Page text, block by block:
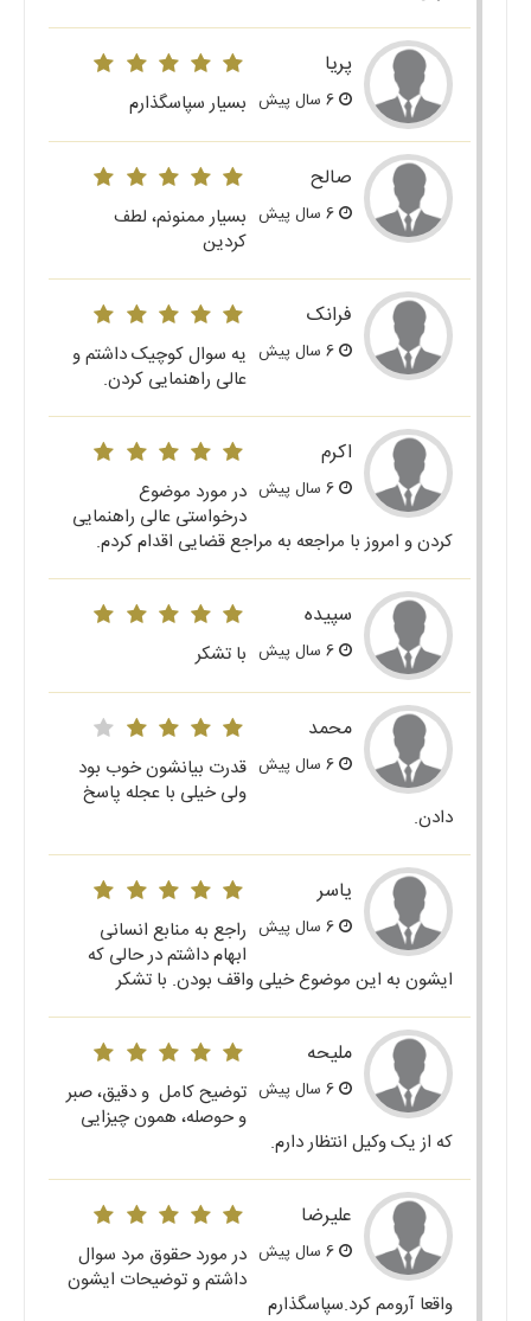
پریا
بسیار سپاسگذارم
صالح
بسیار ممنونم، لطف
کردین
فرانک
یه سوال کوچیک داشتم و
عالی راهنمایی کردن.
اکرم
در مورد موضوع
درخواستی عالی راهنمایی
کردن و امروز با مراجعه به مراجع قضایی اقدام کردم.
سپیده
با تشکر
محمد
قدرت بیانشون خوب بود
ولی خیلی با عجله پاسخ
دادن.
یاسر
راجع به منابع انسانی
ابهام داشتم در حالی که
ایشون به این موضوع خیلی واقف بودن. با تشکر
ملیحه
توضیح کامل و دقیق، صبر
و حوصله، همون چیزایی
که از یک وکیل انتظار دارم.
علیرضا
در مورد حقوق مرد سوال
داشتم و توضیحات ایشون
واقعا آرومم کرد.سپاسگذارم